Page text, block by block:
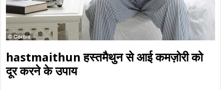
hastmaithun हस्तमैथुन से आई कमज़ोरी को
दूर करने के उपाय